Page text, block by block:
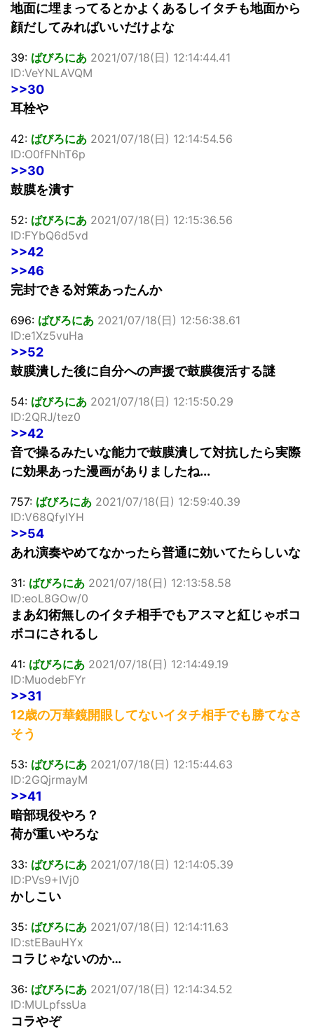
地面に埋まってるとかよくあるしイタチも地面から
顔だしてみればいいだけよな
39: ばびろにあ 2021/07/18(日) 12:14:44.41
ID:VeYNLAVQM
>>30
耳栓や
42: ばびろにあ 2021/07/18(日) 12:14:54.56
ID:O0fFNhT6p
>>30
鼓膜を潰す
52: ばびろにあ 2021/07/18(日) 12:15:36.56
ID:FYbQ6d5vd
>>42
>>46
完封できる対策あったんか
696: ばびろにあ 2021/07/18(日) 12:56:38.61
ID:e1Xz5vuHa
>>52
鼓膜潰した後に自分への声援で鼓膜復活する謎
54: ばびろにあ 2021/07/18(日) 12:15:50.29
ID:2QRJ/tez0
>>42
音で操るみたいな能力で鼓膜潰して対抗したら実際
に効果あった漫画がありましたね...
757: ばびろにあ 2021/07/18(日) 12:59:40.39
ID:V68QfylYH
>>54
あれ演奏やめてなかったら普通に効いてたらしいな
31: ばびろにあ 2021/07/18(日) 12:13:58.58
ID:eoL8GOw/0
まあ幻術無しのイタチ相手でもアスマと紅じゃボコ
ボコにされるし
41: ばびろにあ 2021/07/18(日) 12:14:49.19
ID:MuodebFYr
>>31
12歳の万華鏡開眼してないイタチ相手でも勝てなさ
そう
53: ばびろにあ 2021/07/18(日) 12:15:44.63
ID:2GQjrmayM
>>41
暗部現役やろ？
荷が重いやろな
33: ばびろにあ 2021/07/18(日) 12:14:05.39
ID:PVs9+IVj0
かしこい
35: ばびろにあ 2021/07/18(日) 12:14:11.63
ID:stEBauHYx
コラじゃないのか…
36: ばびろにあ 2021/07/18(日) 12:14:34.52
ID:MULpfssUa
コラやぞ